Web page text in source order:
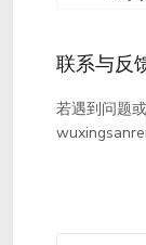
联系与反
若遇到问题